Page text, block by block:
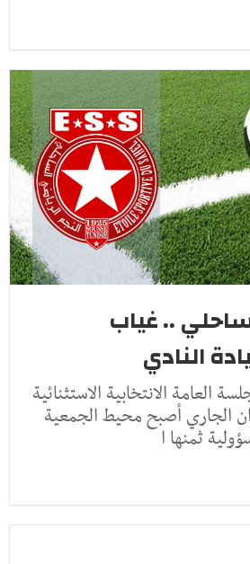
.. غياب
النادي
العامة الانتخابية الاستثنائية
19 جوان الجاري أصبح محيط الجمعية
ثمنها ا